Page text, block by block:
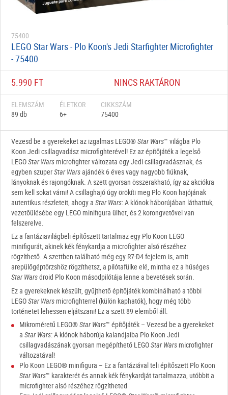
75400
LEGO Star Wars - Plo Koon's Jedi Starfighter Microfighter
- 75400
5.990 FT
NINCS RAKTÁRON
ELEMSZÁM
89 db
ÉLETKOR
6+
CIKKSZÁM
75400
Vezesd be a gyerekeket az izgalmas LEGO®Star Wars™ világba Plo
Koon Jedi csillagvadász microfighterével! Ez az építőjáték a legelső
LEGOStar Wars microfighter változata egy Jedi csillagvadásznak, és
egyben szuperStar Warsajándék 6 éves vagy nagyobb fiúknak,
lányoknak és rajongóknak. A szett gyorsan összerakható, így az akciókra
sem kell sokat várni! A csillaghajó úgy örökíti meg Plo Koon hajójának
autentikus részleteit, ahogy aStar Wars: A klónok háborújában láthattuk,
vezetőülésébe egy LEGO minifigura ülhet, és 2 korongvetővel van
felszerelve.
Ez a fantáziavilágbeli építőszett tartalmaz egy Plo Koon LEGO
minifigurát, akinek kék fénykardja a microfighter alsó részéhez
rögzíthető. A szettben található még egy R7-D4 fejelem is, amit
arepülőgéptörzshöz rögzíthetsz, a pilótafülke elé, mintha ez a hűséges
Star Warsdroid Plo Koon másodpilótája lenne a bevetések során.
Ez a gyerekeknek készült, gyűjthető építőjáték kombinálható a többi
LEGOStar Wars microfighterrel (külön kaphatók), hogy még több
történetet lehessen eljátszani! Ez a szett 89 elemből áll.
Mikroméretű LEGO®Star Wars™ építőjáték – Vezesd be a gyerekeket
aStar Wars: A klónok háborúja kalandjaiba Plo Koon Jedi
csillagvadászának gyorsan megépíthető LEGOStar Wars microfighter
változatával!
Plo Koon LEGO® minifigura – Ez a fantáziával teli építőszett Plo Koon
Star Wars™ karakterét és annak kék fénykardját tartalmazza, utóbbit a
microfighter alsó részéhez rögzítheted